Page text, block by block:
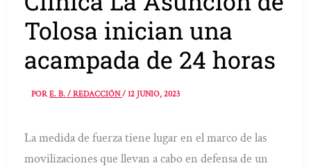
Tolosa inician una
acampada de 24 horas
PORE. B. / REDACCIÓN/12 JUNIO, 2023
La medida de fuerza tiene lugar en el marco de las
movilizaciones que llevan a cabo en defensa de un